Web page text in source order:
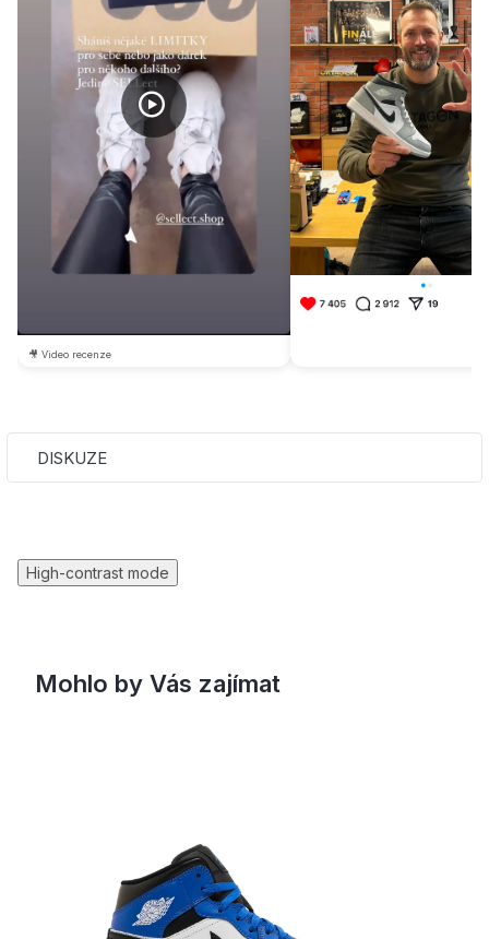
🎥 Video recenze
DISKUZE
High-contrast mode